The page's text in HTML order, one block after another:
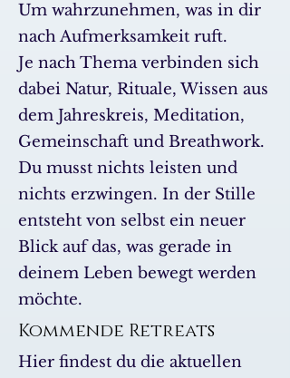
Um wahrzunehmen, was in dir
nach Aufmerksamkeit ruft.
Je nach Thema verbinden sich
dabei Natur, Rituale, Wissen aus
dem Jahreskreis, Meditation,
Gemeinschaft und Breathwork.
Du musst nichts leisten und
nichts erzwingen. In der Stille
entsteht von selbst ein neuer
Blick auf das, was gerade in
deinem Leben bewegt werden
möchte.
Kommende Retreats
Hier findest du die aktuellen